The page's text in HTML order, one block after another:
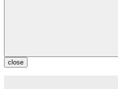
close